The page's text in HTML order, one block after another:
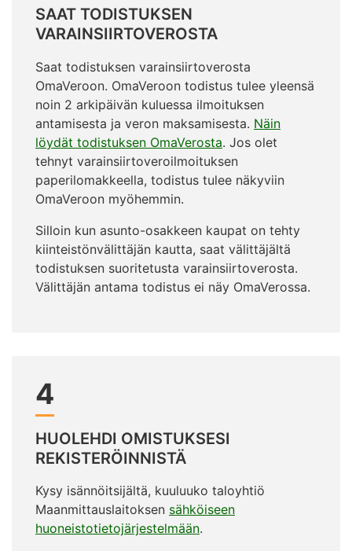
SAAT TODISTUKSEN
VARAINSIIRTOVEROSTA
Saat todistuksen varainsiirtoverosta
OmaVeroon. OmaVeroon todistus tulee yleensä
noin 2 arkipäivän kuluessa ilmoituksen
antamisesta ja veron maksamisesta. Näin
löydät todistuksen OmaVerosta. Jos olet
tehnyt varainsiirtoveroilmoituksen
paperilomakkeella, todistus tulee näkyviin
OmaVeroon myöhemmin.
Silloin kun asunto-osakkeen kaupat on tehty
kiinteistönvälittäjän kautta, saat välittäjältä
todistuksen suoritetusta varainsiirtoverosta.
Välittäjän antama todistus ei näy OmaVerossa.
4
HUOLEHDI OMISTUKSESI
REKISTERÖINNISTÄ
Kysy isännöitsijältä, kuuluuko taloyhtiö
Maanmittauslaitoksen sähköiseen
huoneistotietojärjestelmään.